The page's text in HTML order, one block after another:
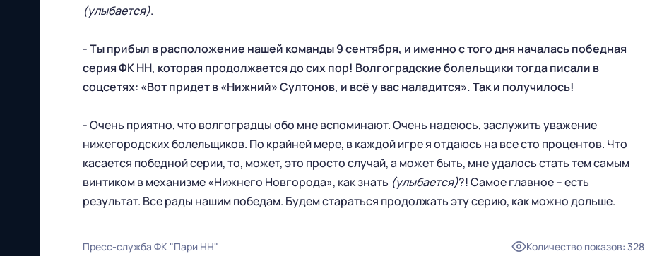
(улыбается).
- Ты прибыл в расположение нашей команды 9 сентября, и именно с того дня началась победная
серия ФК НН, которая продолжается до сих пор! Волгоградские болельщики тогда писали в
соцсетях: «Вот придет в «Нижний» Султонов, и всё у вас наладится». Так и получилось!
- Очень приятно, что волгоградцы обо мне вспоминают. Очень надеюсь, заслужить уважение
нижегородских болельщиков. По крайней мере, в каждой игре я отдаюсь на все сто процентов. Что
касается победной серии, то, может, это просто случай, а может быть, мне удалось стать тем самым
винтиком в механизме «Нижнего Новгорода», как знать (улыбается)?! Самое главное – есть
результат. Все рады нашим победам. Будем стараться продолжать эту серию, как можно дольше.
Пресс-служба ФК "Пари НН" Количество показов: 328
603086, г. Нижний Новгород, ул.
+7 (831) 282-07-60
ИСТОРИЯ
МОЛОДЕЖНАЯ КОМАНДА
БИЛЕТЫ
VIP-ЛОЖИ
БЛАГОТВОРИТЕЛЬНОСТЬ
ФУТБОЛ ДЕТЯМ